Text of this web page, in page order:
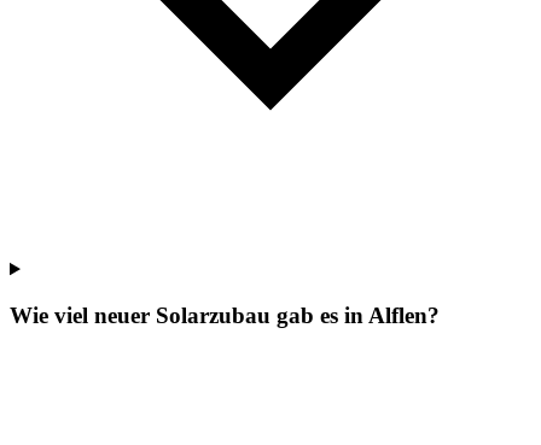
Wie viel neuer Solarzubau gab es in Alflen?